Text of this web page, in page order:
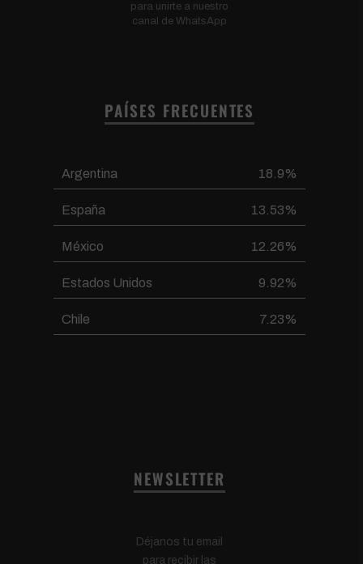
para unirte a nuestro
canal de WhatsApp
PAÍSES FRECUENTES
Argentina 18.9%
España 13.53%
México 12.26%
Estados Unidos 9.92%
Chile 7.23%
NEWSLETTER
Déjanos tu email
para recibir las